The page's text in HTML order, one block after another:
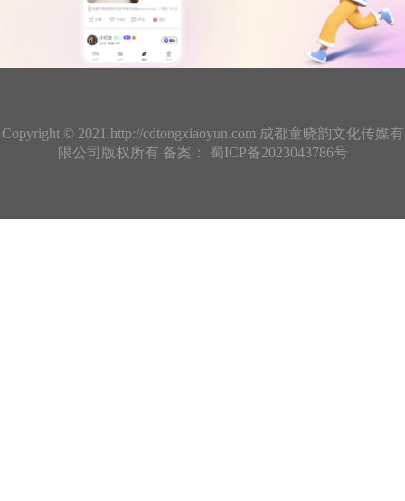
Copyright © 2021 http://cdtongxiaoyun.com 成都童晓韵文化传媒有
限公司版权所有 备案： 蜀ICP备2023043786号